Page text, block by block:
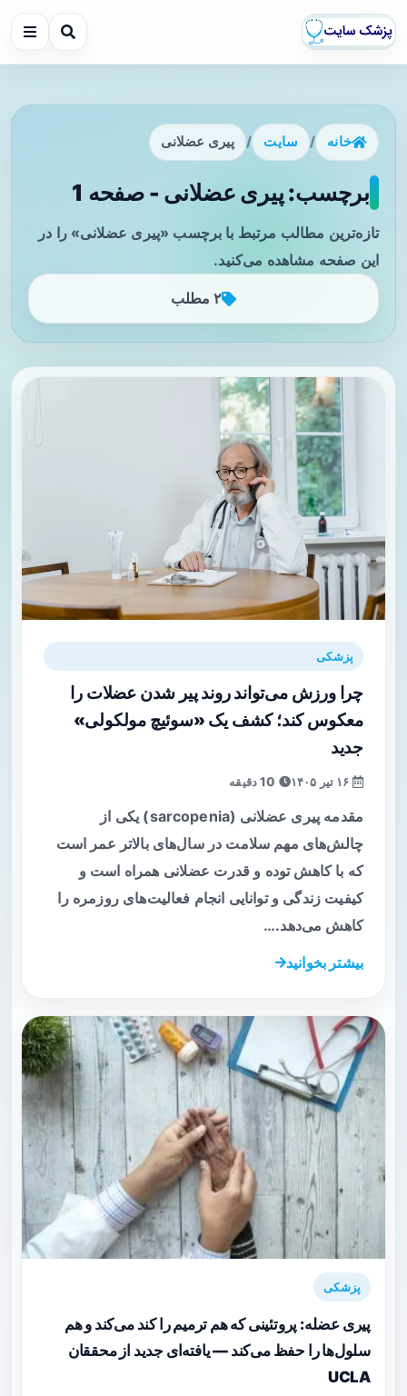
خانه / سایت / پیری عضلانی
برچسب: پیری عضلانی - صفحه 1
تازه‌ترین مطالب مرتبط با برچسب «پیری عضلانی» را در
این صفحه مشاهده می‌کنید.
۲ مطلب
پزشکی
چرا ورزش می‌تواند روند پیر شدن عضلات را
معکوس کند؛ کشف یک «سوئیچ مولکولی»
جدید
مقدمه پیری عضلانی (sarcopenia) یکی از
چالش‌های مهم سلامت در سال‌های بالاتر عمر است
که با کاهش توده و قدرت عضلانی همراه است و
کیفیت زندگی و توانایی انجام فعالیت‌های روزمره را
کاهش می‌دهد.…
بیشتر بخوانید
پزشکی
پیری عضله: پروتئینی که هم ترمیم را کند می‌کند و هم
سلول‌ها را حفظ می‌کند — یافته‌ای جدید از محققان
UCLA